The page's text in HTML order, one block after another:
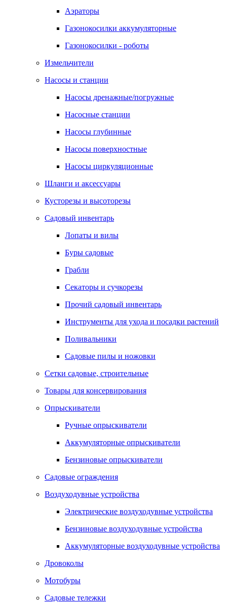
Аэраторы
Газонокосилки аккумуляторные
Газонокосилки - роботы
Измельчители
Насосы и станции
Насосы дренажные/погружные
Насосные станции
Насосы глубинные
Насосы поверхностные
Насосы циркуляционные
Шланги и аксессуары
Кусторезы и высоторезы
Садовый инвентарь
Лопаты и вилы
Буры садовые
Грабли
Секаторы и сучкорезы
Прочий садовый инвентарь
Инструменты для ухода и посадки растений
Поливальники
Садовые пилы и ножовки
Сетки садовые, строительные
Товары для консервирования
Опрыскиватели
Ручные опрыскиватели
Аккумуляторные опрыскиватели
Бензиновые опрыскиватели
Садовые ограждения
Воздуходувные устройства
Электрические воздуходувные устройства
Бензиновые воздуходувные устройства
Аккумуляторные воздуходувные устройства
Дровоколы
Мотобуры
Садовые тележки